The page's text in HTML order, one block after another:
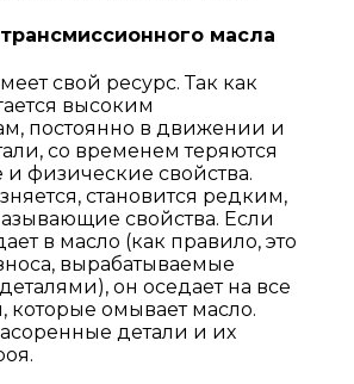
масла
свой ресурс. Так как
высоким
постоянно в движении и
со временем теряются
физические свойства.
становится редким,
свойства. Если
в масло (как правило, это
вырабатываемые
он оседает на все
которые омывает масло.
детали и их